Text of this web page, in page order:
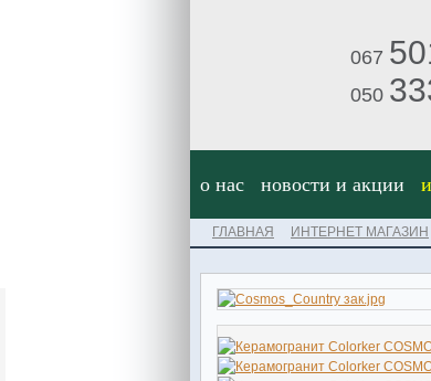
067
050
о нас новости и акции
ГЛАВНАЯ ИНТЕРНЕТ МАГАЗИН